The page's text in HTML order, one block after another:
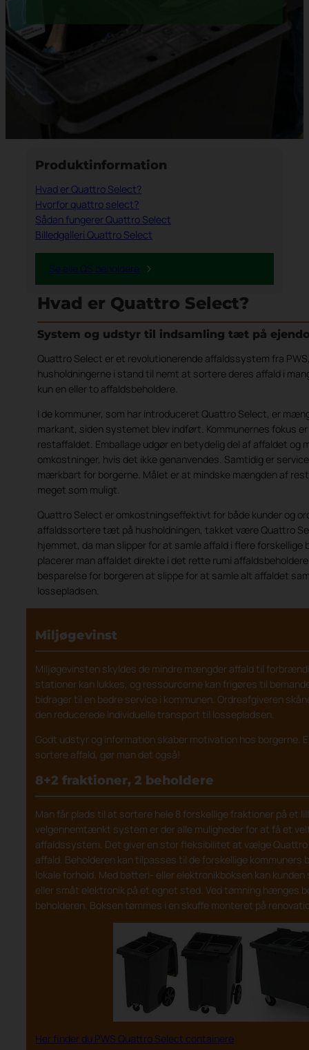
Produktinformation
Hvad er Quattro Select?
Hvorfor quattro select?
Sådan fungerer Quattro Select
Billedgalleri Quattro Select
Se alle QS beholdere
Hvad er Quattro Select?
System og udstyr til indsamling tæt på
Quattro Select er et revolutionerende affaldssystem fra
husholdningerne i stand til nemt at sortere deres affald i
kun en eller to affaldsbeholdere.
I de kommuner, som har introduceret Quattro Select, er
markant, siden systemet blev indført. Kommunernes fokus
restaffaldet. Emballage udgør en betydelig del af affaldet og
omkostninger, hvis det ikke genanvendes. Samtidig er
mærkbart for borgerne. Målet er at mindske mængden af
meget som muligt.
Quattro Select er omkostningseffektivt for både kunder og
affaldssortere tæt på husholdningen, takket være Quattro
hjemmet, da man slipper for at samle affald i flere forskellige
placerer man affaldet direkte i det rette rumi
besparelse for borgeren at slippe for at samle alt affaldet
lossepladsen.
Miljøgevinst
Miljøgevinsten skyldes de mindre mængder affald til
stationer kan lukkes, og ressourcerne kan frigøres til
bidrager til en bedre service i kommunen. Ordreafgiveren
den reducerede individuelle transport til lossepladsen.
Godt udstyr og information skaber motivation hos borgerne.
sortere affald, gør man det også!
8+2 fraktioner, 2 beholdere
Man får plads til at sortere hele 8 forskellige fraktioner på et
velgennemtænkt system er der alle muligheder for at få et
affaldssystem. Det giver en stor fleksibilitet at vælge Quattro
affald. Beholderen kan tilpasses til de forskellige kommuners
lokale forhold. Med batteri- eller elektronikboksen kan
eller småt elektronik på et egnet sted. Ved tømning hænges
beholderen. Boksen tømmes i en skuffe monteret på
Her finder du PWS Quattro Select containere